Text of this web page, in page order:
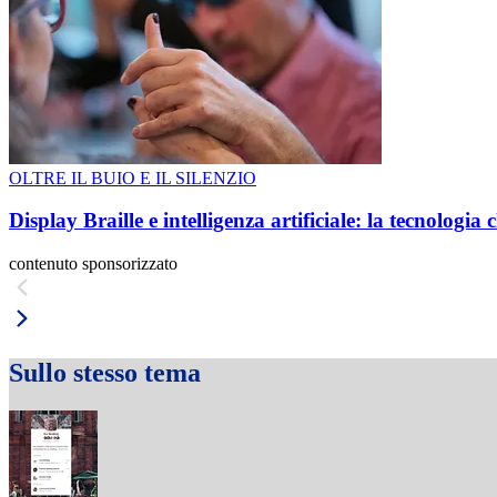
OLTRE IL BUIO E IL SILENZIO
Display Braille e intelligenza artificiale: la tecnologia
contenuto sponsorizzato
Sullo stesso tema